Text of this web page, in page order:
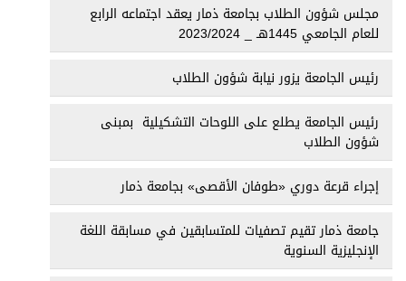
مجلس شؤون الطلاب بجامعة ذمار يعقد اجتماعه الرابع
للعام الجامعي 1445هـ _ 2023/2024
رئيس الجامعة يزور نيابة شؤون الطلاب
رئيس الجامعة يطلع على اللوحات التشكيلية بمبنى
شؤون الطلاب
إجراء قرعة دوري «طوفان الأقصى» بجامعة ذمار
جامعة ذمار تقيم تصفيات للمتسابقين في مسابقة اللغة
الإنجليزية السنوية